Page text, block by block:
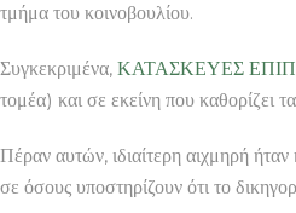
τμήμα του κοινοβουλίου.
Συγκεκριμένα, ΚΑΤΑΣΚΕΥΕΣ
τομέα) και σε εκείνη που καθορίζει
Πέραν αυτών, ιδιαίτερη αιχμηρή
σε όσους υποστηρίζουν ότι το